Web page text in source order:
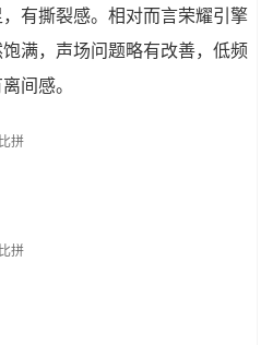
有撕裂感。相对而言荣耀引擎
满，声场问题略有改善，低频
间感。